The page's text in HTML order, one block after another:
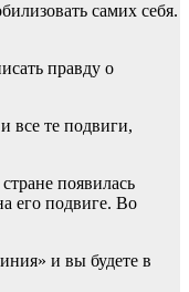
самих себя.
правду о
все те подвиги,
появилась
его подвиге. Во
и вы будете в